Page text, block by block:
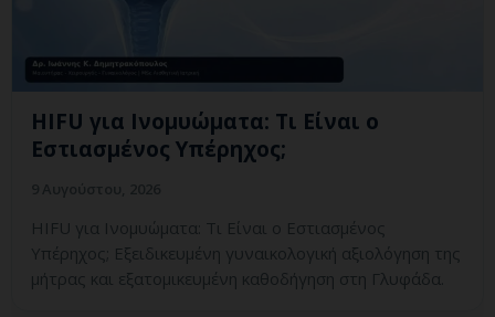
HIFU για Ινομυώματα: Τι Είναι ο
Εστιασμένος Υπέρηχος;
HIFU για Ινομυώματα: Τι Είναι ο Εστιασμένος
Υπέρηχος; Εξειδικευμένη γυναικολογική αξιολόγηση της
μήτρας και εξατομικευμένη καθοδήγηση στη Γλυφάδα.